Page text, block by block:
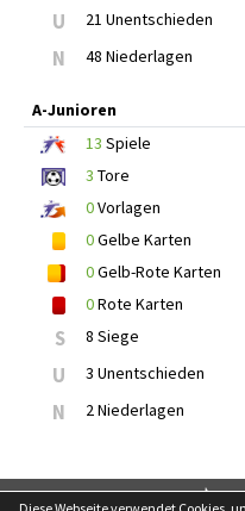
U 21 Unentschieden
N 48 Niederlagen
A-Junioren
13 Spiele
3 Tore
0Vorlagen
0Gelbe Karten
0Gelb-Rote Karten
0Rote Karten
S 8 Siege
U 3 Unentschieden
N 2 Niederlagen